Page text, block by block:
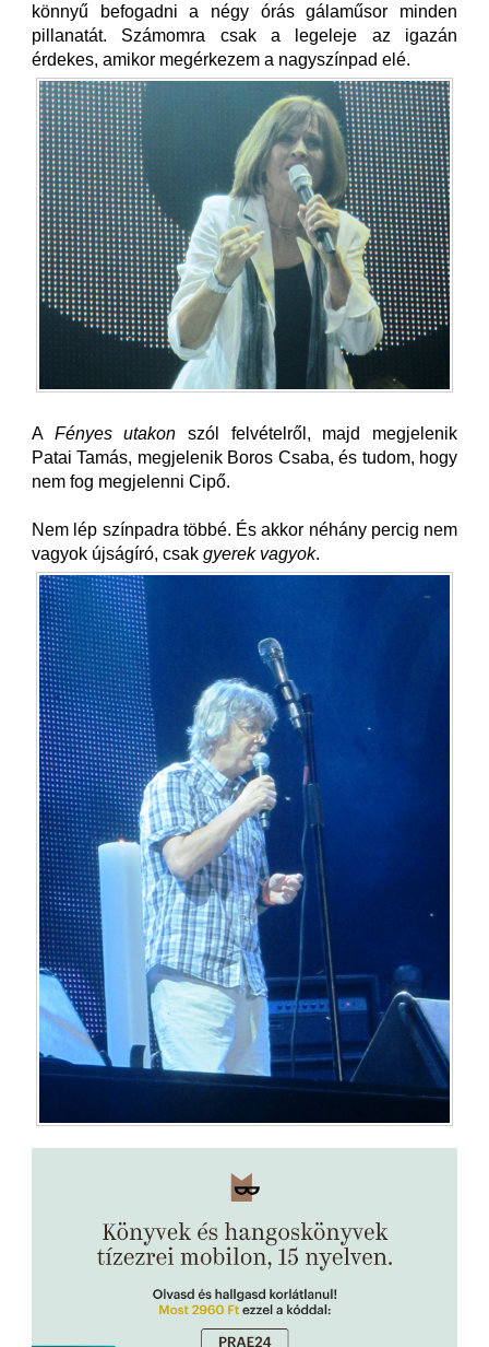
könnyű befogadni a négy órás gálaműsor minden
pillanatát. Számomra csak a legeleje az igazán
érdekes, amikor megérkezem a nagyszínpad elé.
A Fényes utakon szól felvételről, majd megjelenik
Patai Tamás, megjelenik Boros Csaba, és tudom, hogy
nem fog megjelenni Cipő.
Nem lép színpadra többé. És akkor néhány percig nem
vagyok újságíró, csak gyerek vagyok.